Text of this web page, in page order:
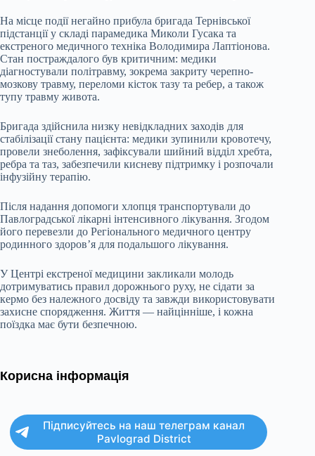
На місце події негайно прибула бригада Тернівської
підстанції у складі парамедика Миколи Гусака та
екстреного медичного техніка Володимира Лаптіонова.
Стан постраждалого був критичним: медики
діагностували політравму, зокрема закриту черепно-
мозкову травму, переломи кісток тазу та ребер, а також
тупу травму живота.
Бригада здійснила низку невідкладних заходів для
стабілізації стану пацієнта: медики зупинили кровотечу,
провели знеболення, зафіксували шийний відділ хребта,
ребра та таз, забезпечили кисневу підтримку і розпочали
інфузійну терапію.
Після надання допомоги хлопця транспортували до
Павлоградської лікарні інтенсивного лікування. Згодом
його перевезли до Регіонального медичного центру
родинного здоров’я для подальшого лікування.
У Центрі екстреної медицини закликали молодь
дотримуватись правил дорожнього руху, не сідати за
кермо без належного досвіду та завжди використовувати
захисне спорядження. Життя — найцінніше, і кожна
поїздка має бути безпечною.
Корисна інформація
Підписуйтесь на наш телеграм канал
Pavlograd District